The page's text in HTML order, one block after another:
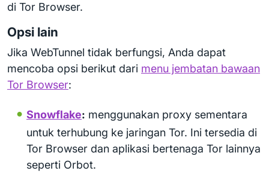
di Tor Browser.
Opsi lain
Jika WebTunnel tidak berfungsi, Anda dapat
mencoba opsi berikut dari menu jembatan bawaan
Tor Browser:
Snowflake: menggunakan proxy sementara
untuk terhubung ke jaringan Tor. Ini tersedia di
Tor Browser dan aplikasi bertenaga Tor lainnya
seperti Orbot.